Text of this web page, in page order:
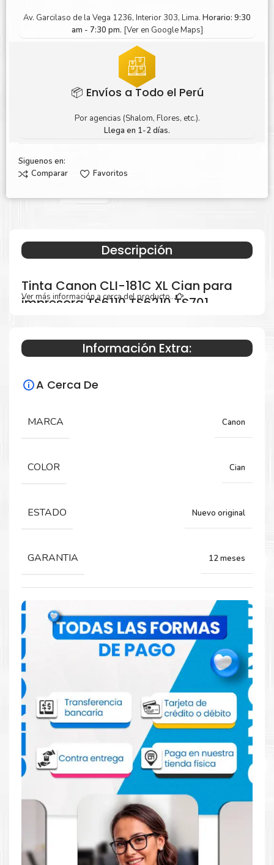
Av. Garcilaso de la Vega 1236, Interior 303, Lima. Horario: 9:30
am - 7:30 pm. [Ver en Google Maps]
📦 Envíos a Todo el Perú
Por agencias (Shalom, Flores, etc.).
Llega en 1-2 días.
Siguenos en:
Comparar
Favoritos
Descripción
Tinta Canon CLI-181C XL Cian para
impresora TS6110 TS6210 TS701
Especificaciones Técnicas
Para impresoras:
TS6210, TS701.
Comprar Tinta Canon CLI-181C XL Cian
para impresora TS6110 TS6210 TS701
Aprovecha nuestra experiencia y atención para adquirir tus
productos. Tenemos promociones todos los dias. Escríbenos o
visítanos hoy para encontrar la solución perfecta para tu
impresoraCanon, como laTinta Canon CLI-181C XL Cian para
impresora TS6110 TS6210 TS701
Dónde comprar Tinta para impresora
TS6110 TS6210 TS701 en Lima o para
provincia
Ver más información a cerca del producto...
Información Extra:
A Cerca De
MARCA Canon
COLOR Cian
ESTADO Nuevo original
GARANTIA 12 meses